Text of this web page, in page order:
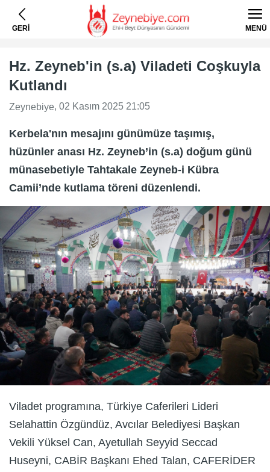
GERİ MENÜ
Hz. Zeyneb'in (s.a) Viladeti Coşkuyla
Kutlandı
Zeynebiye, 02 Kasım 2025 21:05
Kerbela'nın mesajını günümüze taşımış,
hüzünler anası Hz. Zeyneb’in (s.a) doğum günü
münasebetiyle Tahtakale Zeyneb-i Kübra
Camii’nde kutlama töreni düzenlendi.
Viladet programına, Türkiye Caferileri Lideri
Selahattin Özgündüz, Avcılar Belediyesi Başkan
Vekili Yüksel Can, Ayetullah Seyyid Seccad
Huseyni, CABİR Başkanı Ehed Talan, CAFERİDER